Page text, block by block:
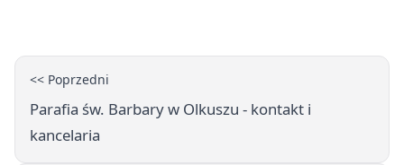
<< Poprzedni
Parafia św. Barbary w Olkuszu - kontakt i
kancelaria